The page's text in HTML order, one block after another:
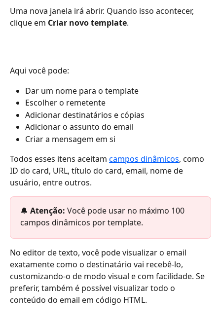
Uma nova janela irá abrir. Quando isso acontecer,
clique em Criar novo template.
Aqui você pode:
Dar um nome para o template
Escolher o remetente
Adicionar destinatários e cópias
Adicionar o assunto do email
Criar a mensagem em si
Todos esses itens aceitam campos dinâmicos, como
ID do card, URL, título do card, email, nome de
usuário, entre outros.
🔔 Atenção: Você pode usar no máximo 100
campos dinâmicos por template.
No editor de texto, você pode visualizar o email
exatamente como o destinatário vai recebê-lo,
customizando-o de modo visual e com facilidade. Se
preferir, também é possível visualizar todo o
conteúdo do email em código HTML.